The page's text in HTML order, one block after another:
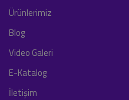
Ürünlerimiz
Blog
Video Galeri
E-Katalog
İletişim